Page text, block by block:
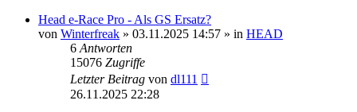
Head e-Race Pro - Als GS Ersatz?
von Winterfreak » 03.11.2025 14:57 » in HEAD
6 Antworten
15076 Zugriffe
Letzter Beitrag von dl111
26.11.2025 22:28